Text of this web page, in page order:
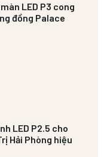
LED P3 cong
đồng Palace
LED P2.5 cho
Hải Phòng hiệu